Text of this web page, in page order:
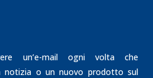
un’e-mail ogni volta che
notizia o un nuovo prodotto sul